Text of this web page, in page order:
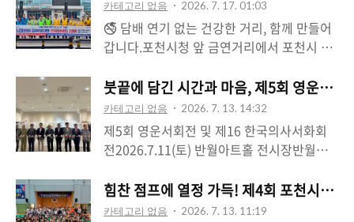
마음에 새겼습니다.어르신 한 분 한 분이 더
욱 편안하고 행복한 노후를 보내실 수 있도록
현장의 목소리를 꾸준히 듣고, 어르신 복지와
하겠습니다.항상 건강하시고 웃음 가득한 날
들이 이어지시길 진심으로 기원드립니다.#대
한노인회 #포천시지회 #가..
익숙했던 한탄강의 풍경이 전혀 다른 모습으
로 펼쳐졌습니다. 자연과 빛, 음악, 미디어아
트가 어우러져 걷는 곳마다 새로운 장면이 이
어졌고, 단순히 눈으로 보는 전시가 아니라
공간 속으로 들어가 함께 호흡하는 듯한 색다
른 경험이었습니다.한탄강이라는 세계적인
자연유산에 첨단 콘텐츠가 더해지니 포천의
밤이 더욱 특별하게 느껴졌습니다. 낮에는 아
즐길 수 있어 포천을 찾는 관광객들에게 또
하나의 매력적인 명소가 될 것이라는 기대가
카테고리 없음 2026. 7. 17. 01:03
🚭 담배 연기 없는 건강한 거리, 함께 만들어
갑니다.포천시청 앞 금연거리에서 포천시 청
반월런클럽과 함께 합동 금연캠페인을 진행
했습니다.금연거리에서는 일반 담배뿐만 아
니라 전자담배도 사용할 수 없습니다. 시민
여러분의 건강과 쾌적한 보행환경을 위해 지
정된 금연구역을 꼭 지켜주시길 부탁드립니
다.작은 실천이 우리 아이들과 시민 모두의
건강을 지킵니다. 담배 연기 없는 깨끗한 포
천을 만드는 데 함께해 주시기 바랍니다.#포
붓끝에 담긴 시간과 마음, 제5회 영운서
카테고리 없음 2026. 7. 13. 14:32
제5회 영운서회전 및 제16 한국의사서화회
전2026.7.11(토) 반월아트홀 전시장반월아
제16회 한국의사서화회전을 찾아 축하의 인
사를 드렸습니다.정성으로 완성한 작품들을
힘찬 점프에 열정 가득! 제4회 포천시체육
카테고리 없음 2026. 7. 13. 11:19